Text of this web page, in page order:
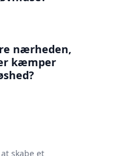
nærheden,
kæmper
skabe et